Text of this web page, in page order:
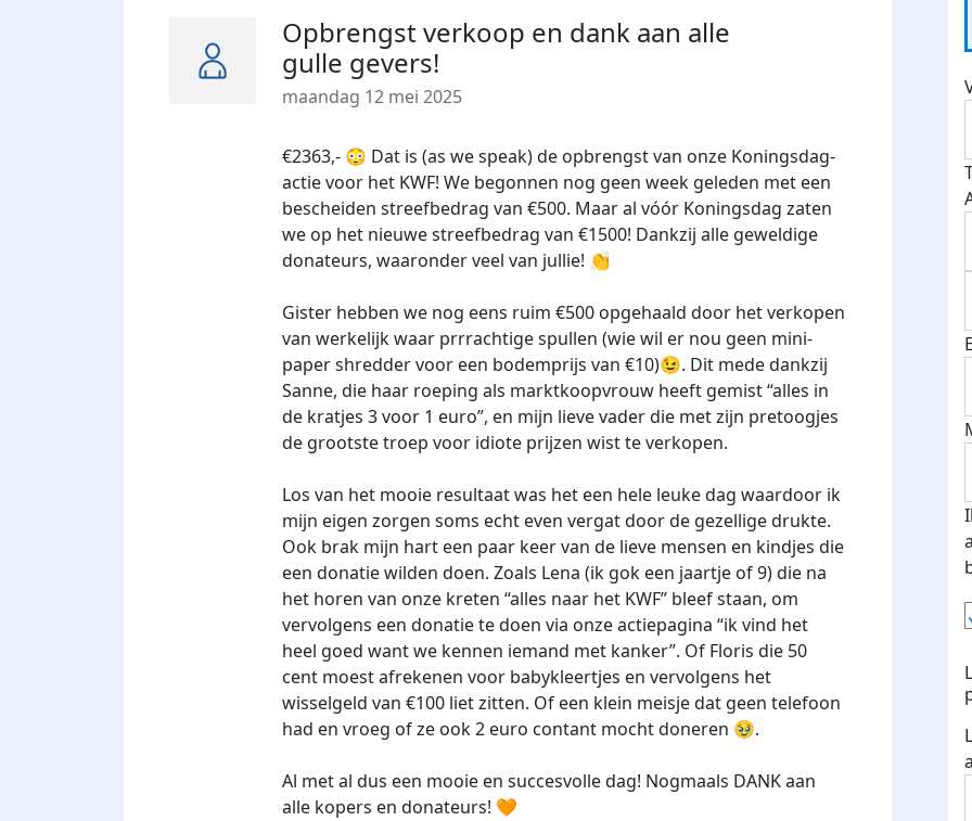
Opbrengst verkoop en dank aan alle
gulle gevers!
maandag 12 mei 2025
€2363,- 😳 Dat is (as we speak) de opbrengst van onze Koningsdag-
actie voor het KWF! We begonnen nog geen week geleden met een
bescheiden streefbedrag van €500. Maar al vóór Koningsdag zaten
we op het nieuwe streefbedrag van €1500! Dankzij alle geweldige
donateurs, waaronder veel van jullie! 👏
Gister hebben we nog eens ruim €500 opgehaald door het verkopen
van werkelijk waar prrrachtige spullen (wie wil er nou geen mini-
paper shredder voor een bodemprijs van €10)😉. Dit mede dankzij
Sanne, die haar roeping als marktkoopvrouw heeft gemist “alles in
de kratjes 3 voor 1 euro”, en mijn lieve vader die met zijn pretoogjes
de grootste troep voor idiote prijzen wist te verkopen.
Los van het mooie resultaat was het een hele leuke dag waardoor ik
mijn eigen zorgen soms echt even vergat door de gezellige drukte.
Ook brak mijn hart een paar keer van de lieve mensen en kindjes die
een donatie wilden doen. Zoals Lena (ik gok een jaartje of 9) die na
het horen van onze kreten “alles naar het KWF” bleef staan, om
vervolgens een donatie te doen via onze actiepagina “ik vind het
heel goed want we kennen iemand met kanker”. Of Floris die 50
cent moest afrekenen voor babykleertjes en vervolgens het
wisselgeld van €100 liet zitten. Of een klein meisje dat geen telefoon
had en vroeg of ze ook 2 euro contant mocht doneren 🥹.
Al met al dus een mooie en succesvolle dag! Nogmaals DANK aan
alle kopers en donateurs! 🧡